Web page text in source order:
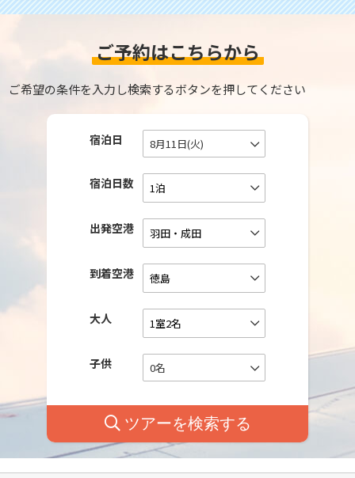
ご予約はこちらから
ご希望の条件を入力し検索するボタンを押してください
宿泊日 8月11日(火)
宿泊日数
出発空港
到着空港
大人
子供 0名